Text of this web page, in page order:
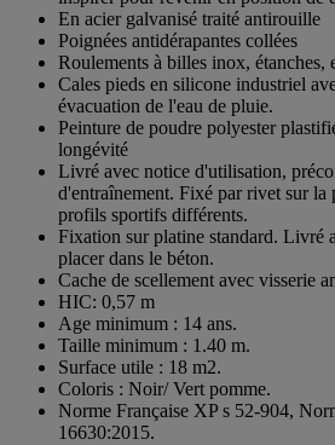
En acier galvanisé traité antirouille
Poignées antidérapantes collées
Roulements à billes inox, étanches,
Cales pieds en silicone industriel
évacuation de l'eau de pluie.
Peinture de poudre polyester
longévité
Livré avec notice d'utilisation,
d'entraînement. Fixé par rivet sur la
profils sportifs différents.
Fixation sur platine standard. Livré
placer dans le béton.
Cache de scellement avec visserie
HIC: 0,57 m
Age minimum : 14 ans.
Taille minimum : 1.40 m.
Surface utile : 18 m2.
Coloris : Noir/ Vert pomme.
Norme Française XP s 52-904,
16630:2015.